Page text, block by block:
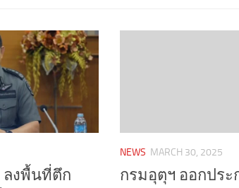
ลงพื้นที่ตึก
NEWS MARCH 30, 2025
กรมอุตุฯ ออกประ